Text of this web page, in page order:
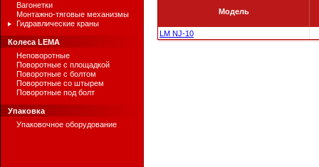
Вагонетки
Монтажно-тяговые механизмы
Гидравлические краны
Колеса LEMA
Неповоротные
Поворотные с площадкой
Поворотные с болтом
Поворотные со штырем
Поворотные под болт
Упаковка
Упаковочное оборудование
Модель
LM NJ-10